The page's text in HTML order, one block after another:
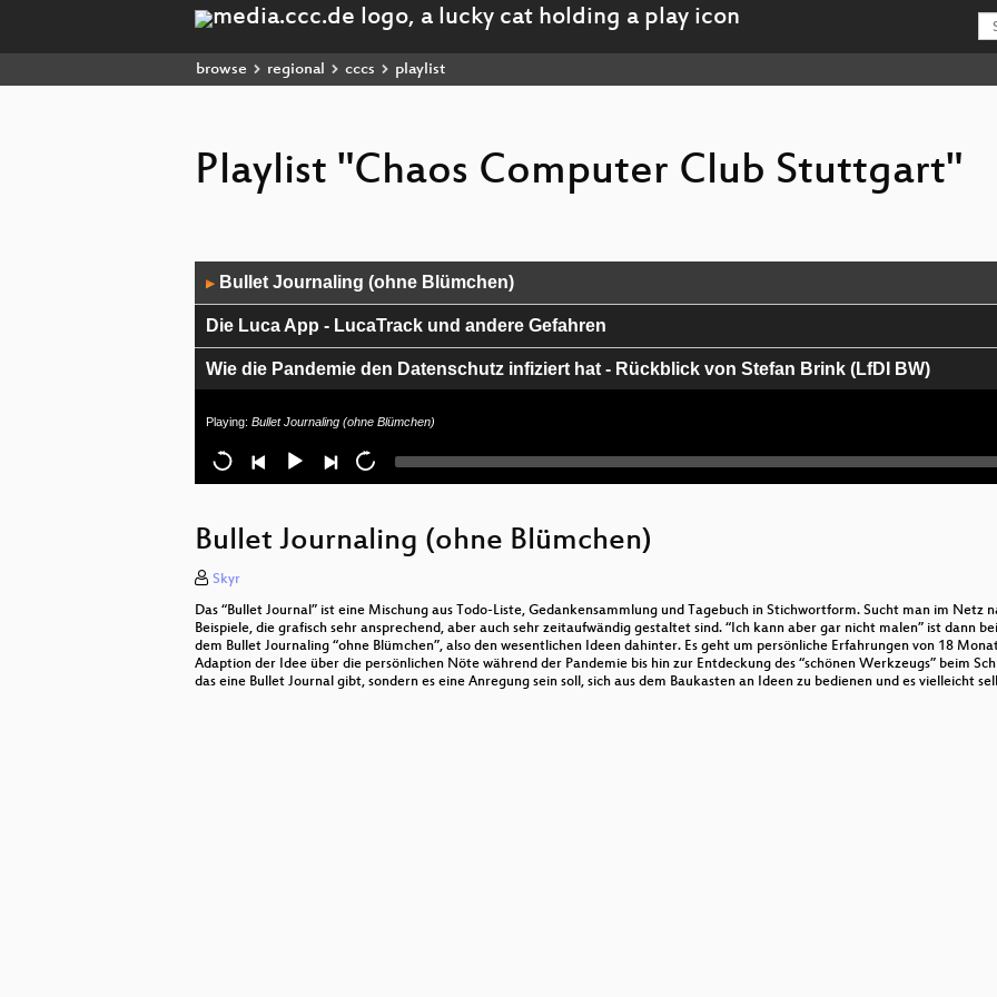
browse regional cccs playlist
Playlist "Chaos Computer Club Stuttgart"
Player
▶ Bullet Journaling (ohne Blümchen)
Die Luca App - LucaTrack und andere Gefahren
Wie die Pandemie den Datenschutz infiziert hat - Rückblick von Stefan Brink (LfDI BW)
Bau einer Puzzlebox
Schwäbische Kässpätzle
Acoustic Memory mit dem Tonuino
CO2-Monitor: Arduino-Projekt gegen das Coronavirus und für ein gutes Raumklima
Docker Container und Security
Playing: Bullet Journaling (ohne Blümchen)
Bullet Journaling (ohne Blümchen)
Skyr
Das “Bullet Journal” ist eine Mischung aus Todo-Liste, Gedankensammlung und Tagebuch in Stichwortform. Sucht man im Netz
Beispiele, die grafisch sehr ansprechend, aber auch sehr zeitaufwändig gestaltet sind. “Ich kann aber gar nicht malen” ist dann
dem Bullet Journaling “ohne Blümchen”, also den wesentlichen Ideen dahinter. Es geht um persönliche Erfahrungen von 18
Adaption der Idee über die persönlichen Nöte während der Pandemie bis hin zur Entdeckung des “schönen Werkzeugs” beim
das eine Bullet Journal gibt, sondern es eine Anregung sein soll, sich aus dem Baukasten an Ideen zu bedienen und es vielleicht